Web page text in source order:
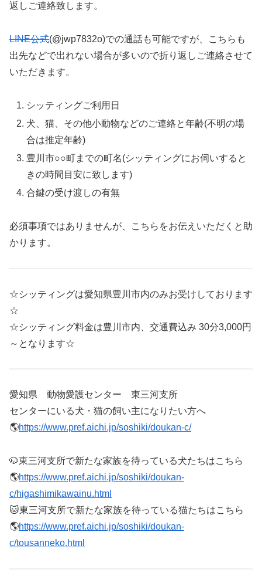
返しご連絡致します。
LINE公式(@jwp7832o)での通話も可能ですが、こちらも
出先などで出れない場合が多いので折り返しご連絡させて
いただきます。
シッティングご利用日
犬、猫、その他小動物などのご連絡と年齢(不明の場
合は推定年齢)
豊川市○○町までの町名(シッティングにお伺いすると
きの時間目安に致します)
合鍵の受け渡しの有無
必須事項ではありませんが、こちらをお伝えいただくと助
かります。
☆シッティングは愛知県豊川市内のみお受けしております
☆
☆シッティング料金は豊川市内、交通費込み 30分3,000円
～となります☆
愛知県 動物愛護センター 東三河支所
センターにいる犬・猫の飼い主になりたい方へ
🌎https://www.pref.aichi.jp/soshiki/doukan-c/
🐶東三河支所で新たな家族を待っている犬たちはこちら
🌎https://www.pref.aichi.jp/soshiki/doukan-
c/higashimikawainu.html
🐱東三河支所で新たな家族を待っている猫たちはこちら
🌎https://www.pref.aichi.jp/soshiki/doukan-
c/tousanneko.html